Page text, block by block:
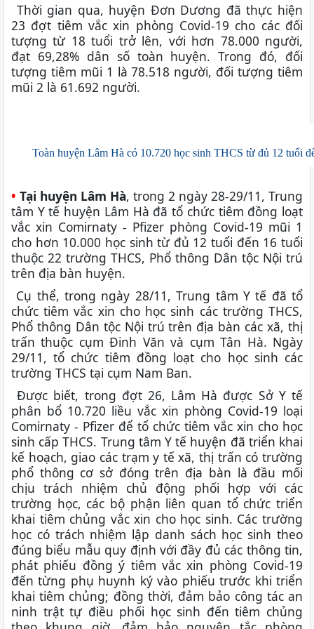
Thời gian qua, huyện Đơn Dương đã thực hiện
23 đợt tiêm vắc xin phòng Covid-19 cho các đối
tượng từ 18 tuổi trở lên, với hơn 78.000 người,
đạt 69,28% dân số toàn huyện. Trong đó, đối
tượng tiêm mũi 1 là 78.518 người, đối tượng tiêm
mũi 2 là 61.692 người.
Toàn huyện Lâm Hà có 10.720 học sinh THCS từ đủ 12 tuổi
• Tại huyện Lâm Hà, trong 2 ngày 28-29/11, Trung
tâm Y tế huyện Lâm Hà đã tổ chức tiêm đồng loạt
vắc xin Comirnaty - Pfizer phòng Covid-19 mũi 1
cho hơn 10.000 học sinh từ đủ 12 tuổi đến 16 tuổi
thuộc 22 trường THCS, Phổ thông Dân tộc Nội trú
trên địa bàn huyện.
Cụ thể, trong ngày 28/11, Trung tâm Y tế đã tổ
chức tiêm vắc xin cho học sinh các trường THCS,
Phổ thông Dân tộc Nội trú trên địa bàn các xã, thị
trấn thuộc cụm Đinh Văn và cụm Tân Hà. Ngày
29/11, tổ chức tiêm đồng loạt cho học sinh các
trường THCS tại cụm Nam Ban.
Được biết, trong đợt 26, Lâm Hà được Sở Y tế
phân bổ 10.720 liều vắc xin phòng Covid-19 loại
Comirnaty - Pfizer để tổ chức tiêm vắc xin cho học
sinh cấp THCS. Trung tâm Y tế huyện đã triển khai
kế hoạch, giao các trạm y tế xã, thị trấn có trường
phổ thông cơ sở đóng trên địa bàn là đầu mối
chịu trách nhiệm chủ động phối hợp với các
trường học, các bộ phận liên quan tổ chức triển
khai tiêm chủng vắc xin cho học sinh. Các trường
học có trách nhiệm lập danh sách học sinh theo
đúng biểu mẫu quy định với đầy đủ các thông tin,
phát phiếu đồng ý tiêm vắc xin phòng Covid-19
đến từng phụ huynh ký vào phiếu trước khi triển
khai tiêm chủng; đồng thời, đảm bảo công tác an
ninh trật tự điều phối học sinh đến tiêm chủng